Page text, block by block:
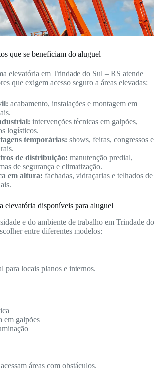
que se beneficiam do aluguel
elevatória em Trindade do Sul – RS atende
que exigem acesso seguro a áreas elevadas:
acabamento, instalações e montagem em
intervenções técnicas em galpões,
logísticos.
temporárias: shows, feiras, congressos e
de distribuição: manutenção predial,
de segurança e climatização.
em altura: fachadas, vidraçarias e telhados de
elevatória disponíveis para aluguel
e do ambiente de trabalho em Trindade do
entre diferentes modelos:
para locais planos e internos.
em galpões
áreas com obstáculos.